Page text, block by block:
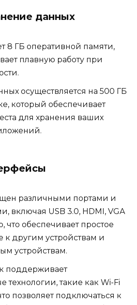
данных
8 ГБ оперативной памяти,
плавную работу при
осуществляется на 500 ГБ
который обеспечивает
для хранения ваших
различными портами и
включая USB 3.0, HDMI, VGA
что обеспечивает простое
другим устройствам и
устройствам.
поддерживает
технологии, такие как Wi-Fi
позволяет подключаться к